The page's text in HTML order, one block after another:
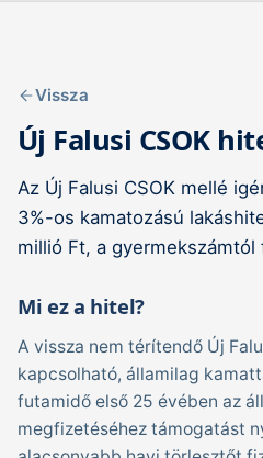
Vissza
Új Falusi CSOK
Az Új Falusi CSOK mellé
3%-os kamatozású
millió Ft, a gyermekszámtól
Mi ez a hitel?
A vissza nem térítendő Új
kapcsolható, államilag
futamidő első 25 évében az
megfizetéséhez támogatást